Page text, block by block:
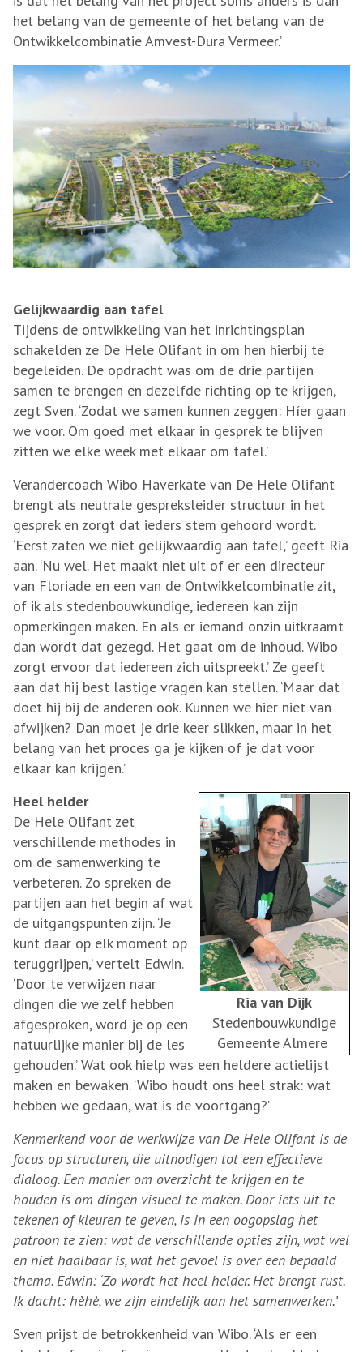
het belang van de gemeente of het belang van de
Ontwikkelcombinatie Amvest-Dura Vermeer.’
Gelijkwaardig aan tafel
Tijdens de ontwikkeling van het inrichtingsplan
schakelden ze De Hele Olifant in om hen hierbij te
begeleiden. De opdracht was om de drie partijen
samen te brengen en dezelfde richting op te krijgen,
zegt Sven. ‘Zodat we samen kunnen zeggen: Híer gaan
we voor. Om goed met elkaar in gesprek te blijven
zitten we elke week met elkaar om tafel.’
Verandercoach Wibo Haverkate van De Hele Olifant
brengt als neutrale gespreksleider structuur in het
gesprek en zorgt dat ieders stem gehoord wordt.
‘Eerst zaten we niet gelijkwaardig aan tafel,’ geeft Ria
aan. ‘Nu wel. Het maakt niet uit of er een directeur
van Floriade en een van de Ontwikkelcombinatie zit,
of ik als stedenbouwkundige, iedereen kan zijn
opmerkingen maken. En als er iemand onzin uitkraamt
dan wordt dat gezegd. Het gaat om de inhoud. Wibo
zorgt ervoor dat iedereen zich uitspreekt.’ Ze geeft
aan dat hij best lastige vragen kan stellen. ‘Maar dat
doet hij bij de anderen ook. Kunnen we hier niet van
afwijken? Dan moet je drie keer slikken, maar in het
belang van het proces ga je kijken of je dat voor
elkaar kan krijgen.’
Ria van Dijk
Stedenbouwkundige
Gemeente Almere
Heel helder
De Hele Olifant zet
verschillende methodes in
om de samenwerking te
verbeteren. Zo spreken de
partijen aan het begin af wat
de uitgangspunten zijn. ‘Je
kunt daar op elk moment op
teruggrijpen,’ vertelt Edwin.
‘Door te verwijzen naar
dingen die we zelf hebben
afgesproken, word je op een
natuurlijke manier bij de les
gehouden.’ Wat ook hielp was een heldere actielijst
maken en bewaken. ‘Wibo houdt ons heel strak: wat
hebben we gedaan, wat is de voortgang?’
Kenmerkend voor de werkwijze van De Hele Olifant is de
focus op structuren, die uitnodigen tot een effectieve
dialoog. Een manier om overzicht te krijgen en te
houden is om dingen visueel te maken. Door iets uit te
tekenen of kleuren te geven, is in een oogopslag het
patroon te zien: wat de verschillende opties zijn, wat wel
en niet haalbaar is, wat het gevoel is over een bepaald
thema. Edwin: ‘Zo wordt het heel helder. Het brengt rust.
Ik dacht: hèhè, we zijn eindelijk aan het samenwerken.’
Sven prijst de betrokkenheid van Wibo. ‘Als er een